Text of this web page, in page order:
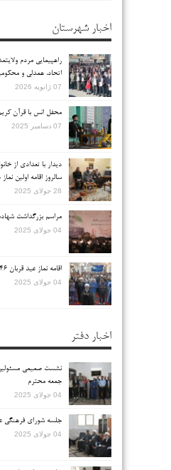
اخبار شهرستان
راهپیمایی مردم
اتحاد، همدلی و
07 ژانویه 2026
محفل انس با قرآن
07 دسامبر 2025
دیدار با تعدادی از
سالروز اقامه اولین
28 جولای 2025
مراسم بزرگداشت
04 جولای 2025
اقامه نماز عید قربان ۱۴۴۶ ه.ق
04 جولای 2025
اخبار دفتر
نشست صمیمی
جمعه محترم
04 جولای 2025
جلسه شورای فرهنگی
04 جولای 2025